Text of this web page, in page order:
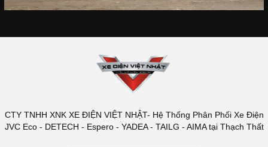
CTY TNHH XNK XE ĐIỆN VIỆT NHẬT- Hệ Thống Phân Phối Xe Điện
JVC Eco - DETECH - Espero - YADEA - TAILG - AIMA tại Thạch Thất